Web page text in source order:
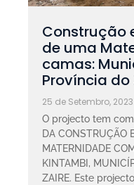
Construção
de uma
camas:
Província do
25 de Setembro, 2023
O projecto tem
DA CONSTRUÇÃO
MATERNIDADE
KINTAMBI,
ZAIRE. Este